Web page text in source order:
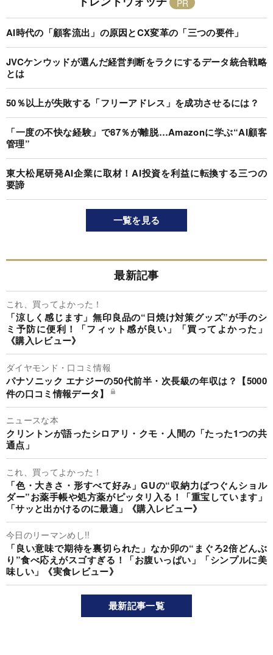
AI時代の「顧客流出」の原因とCX変革の「三つの要件」
JVCケンウッドが選んだ経営判断をラクにするデータ統合戦略
とは
50％以上が失敗する「フリーアドレス」を成功させるには？
「一度の不快な経験」で87％が離脱…Amazonに学ぶ“AI顧客
管理”
東大松尾研発AI企業に取材！AI投資を利益に転換する三つの
要諦
一覧を見る
最新記事
これ、買ってよかった！
「涼しく感じます」無印良品の“日焼け対策グッズ”が手のシ
ミ予防に便利！「フィット感が良い」「買ってよかった」
《購入レビュー》
ダイヤモンド・口コミ情報
パナソニック エナジーの50代前半・次長級の年収は？【5000
件の口コミ情報データ】
ニュースな本
クリントンが語ったシロアリ・クモ・人間の「たった1つの共
通点」
これ、買ってよかった！
「色・大きさ・形すべて好み」GUの“収納力ばつぐんショル
ダー”お薬手帳や処方薬がピッタリ入る！「重宝しています」
「サッと出かけるのに最適」《購入レビュー》
今日のリーマンめし!!
「良い意味で期待を裏切られた」なか卯の“まぐろ2倍どんぶ
り”食べ応えがスゴすぎる！「お腹いっぱい」「シンプルに美
味しい」《実食レビュー》
最新記事一覧